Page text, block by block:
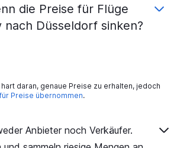
die Preise für Flüge
nach Düsseldorf sinken?
daran, genaue Preise zu erhalten, jedoch
Preise übernommen.
Anbieter noch Verkäufer.